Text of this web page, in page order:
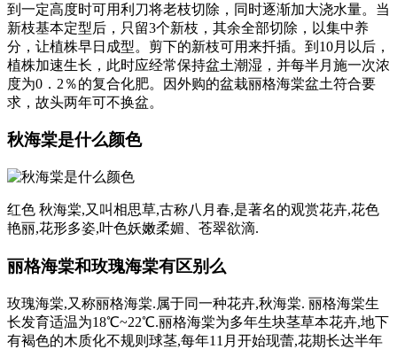
到一定高度时可用利刀将老枝切除，同时逐渐加大浇水量。当
新枝基本定型后，只留3个新枝，其余全部切除，以集中养
分，让植株早日成型。剪下的新枝可用来扦插。到10月以后，
植株加速生长，此时应经常保持盆土潮湿，并每半月施一次浓
度为0．2％的复合化肥。因外购的盆栽丽格海棠盆土符合要
求，故头两年可不换盆。
秋海棠是什么颜色
红色 秋海棠,又叫相思草,古称八月春,是著名的观赏花卉,花色
艳丽,花形多姿,叶色妖嫩柔媚、苍翠欲滴.
丽格海棠和玫瑰海棠有区别么
玫瑰海棠,又称丽格海棠.属于同一种花卉,秋海棠. 丽格海棠生
长发育适温为18℃~22℃.丽格海棠为多年生块茎草本花卉,地下
有褐色的木质化不规则球茎,每年11月开始现蕾,花期长达半年